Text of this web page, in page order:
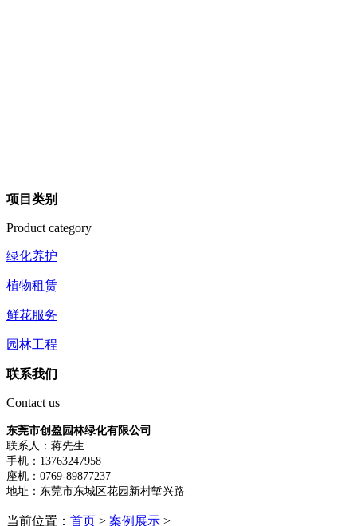
项目类别
Product category
绿化养护
植物租赁
鲜花服务
园林工程
联系我们
Contact us
东莞市创盈园林绿化有限公司
联系人：蒋先生
手机：13763247958
座机：0769-89877237
地址：东莞市东城区花园新村堑兴路
当前位置： 首页 > 案例展示 >